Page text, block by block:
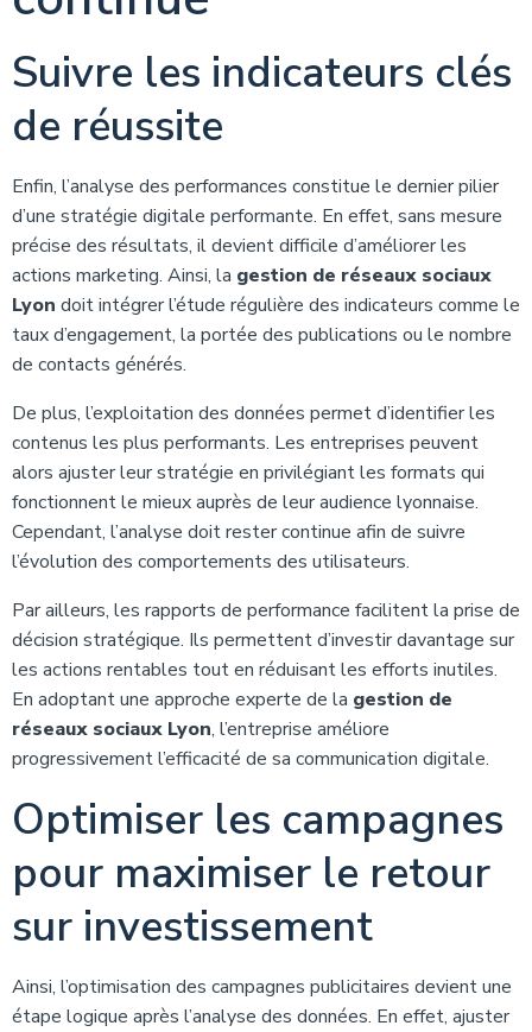
Suivre les indicateurs clés
de réussite
Enfin, l’analyse des performances constitue le dernier pilier
d’une stratégie digitale performante. En effet, sans mesure
précise des résultats, il devient difficile d’améliorer les
actions marketing. Ainsi, la gestion de réseaux sociaux
Lyon doit intégrer l’étude régulière des indicateurs comme le
taux d’engagement, la portée des publications ou le nombre
de contacts générés.
De plus, l’exploitation des données permet d’identifier les
contenus les plus performants. Les entreprises peuvent
alors ajuster leur stratégie en privilégiant les formats qui
fonctionnent le mieux auprès de leur audience lyonnaise.
Cependant, l’analyse doit rester continue afin de suivre
l’évolution des comportements des utilisateurs.
Par ailleurs, les rapports de performance facilitent la prise de
décision stratégique. Ils permettent d’investir davantage sur
les actions rentables tout en réduisant les efforts inutiles.
En adoptant une approche experte de la gestion de
réseaux sociaux Lyon, l’entreprise améliore
progressivement l’efficacité de sa communication digitale.
Optimiser les campagnes
pour maximiser le retour
sur investissement
Ainsi, l’optimisation des campagnes publicitaires devient une
étape logique après l’analyse des données. En effet, ajuster